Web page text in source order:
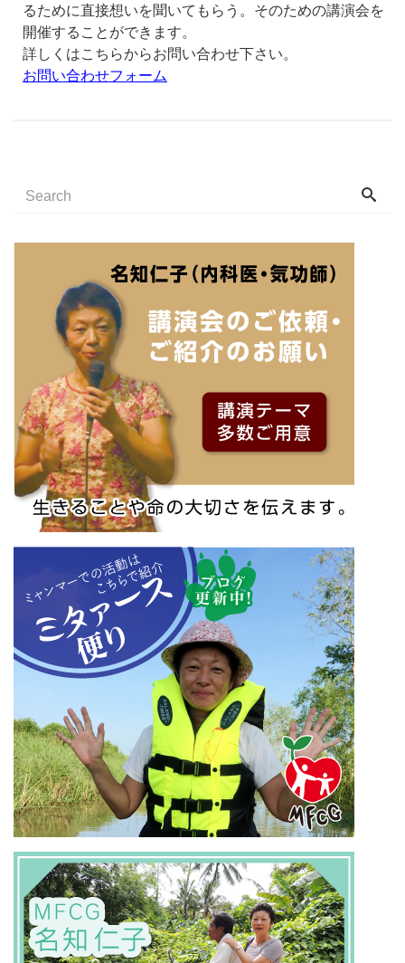
るために直接想いを聞いてもらう。そのための講演会を
開催することができます。
詳しくはこちらからお問い合わせ下さい。
お問い合わせフォーム